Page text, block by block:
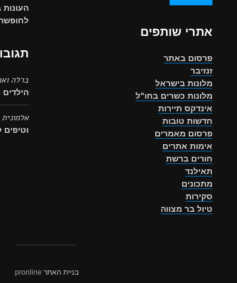
אתרי שותפים
פרסום באתר
זנזיבר
מלונות בישראל
מלונות כשרים בחו"ל
אינדקס תיירות
חדשות טובות
פרסום מאמרים
אימות אתרים
חורים ברשת
תאילנד
מתכונים
סקירות
טיול בר מצווה
ברלה
אלמונית
וטיפים
בניית האתר pronline